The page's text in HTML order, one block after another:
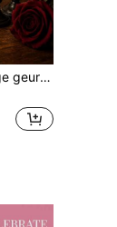
18,5 cm witte spiraalvormige geurkaarsen set. Gemaakt van sojawasmengsel met geschenkdoos, Halloween woondecoratie kaarsen, deze rookvrije sojawaskaarsen zijn perfect voor woondecoratie, slaapkamerdecoratie, vakantie decoratie, feestdecoratie en fotorekwisieten. Ze creëren een romantische sfeer,